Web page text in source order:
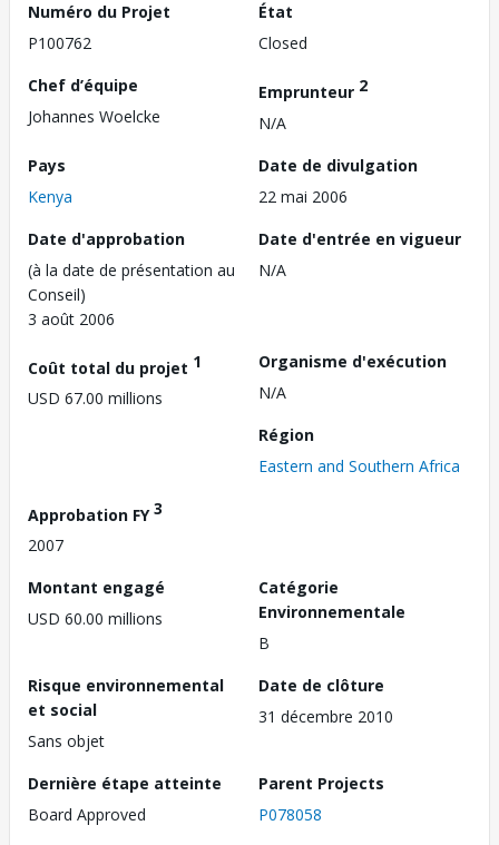
Numéro du Projet
P100762
État
Closed
Chef d’équipe
Johannes Woelcke
Emprunteur 2
N/A
Pays
Kenya
Date de divulgation
22 mai 2006
Date d'approbation
(à la date de présentation au
Conseil)
3 août 2006
Date d'entrée en vigueur
N/A
Coût total du projet 1
USD 67.00 millions
Organisme d'exécution
N/A
Région
Eastern and Southern Africa
Approbation FY3
2007
Montant engagé
USD 60.00 millions
Catégorie
Environnementale
B
Risque environnemental
et social
Sans objet
Date de clôture
31 décembre 2010
Dernière étape atteinte
Board Approved
Parent Projects
P078058